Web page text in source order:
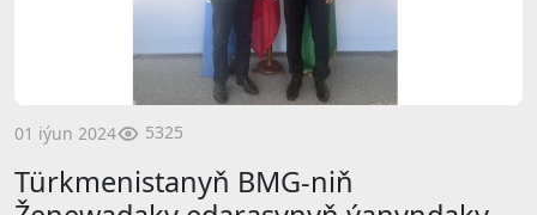
01 iýun 2024 5325
Türkmenistanyň BMG-niň